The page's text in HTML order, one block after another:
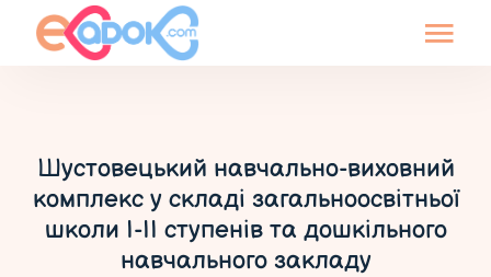
Шустовецький навчально-виховний
комплекс у складі загальноосвітньої
школи І-ІІ ступенів та дошкільного
навчального закладу